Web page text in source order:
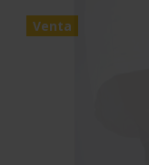
Venta